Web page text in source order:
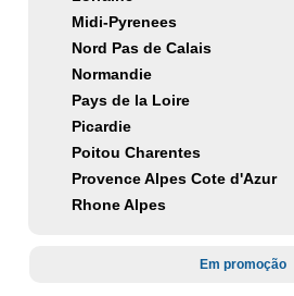
Midi-Pyrenees
Nord Pas de Calais
Normandie
Pays de la Loire
Picardie
Poitou Charentes
Provence Alpes Cote d'Azur
Rhone Alpes
Em promoção